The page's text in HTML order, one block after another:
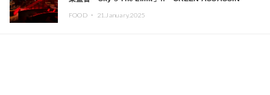
本頂尖DJ及創作者齊聚一堂
FOOD ・ 21.January.2025